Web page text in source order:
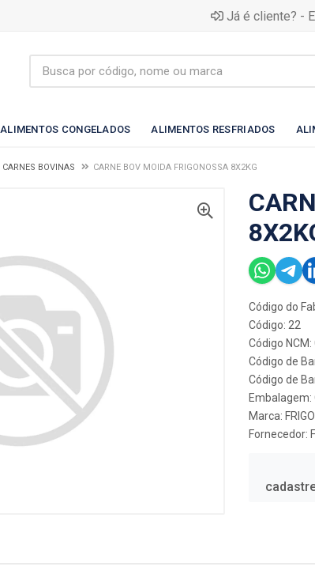
Já é cliente? -
ALIMENTOS CONGELADOS ALIMENTOS RESFRIADOS
CARNES BOVINAS CARNE BOV MOIDA FRIGONOSSA 8X2KG
Código do
Código: 22
Código
Código de
Código de
Embalagem:
Marca:
Fornecedor: